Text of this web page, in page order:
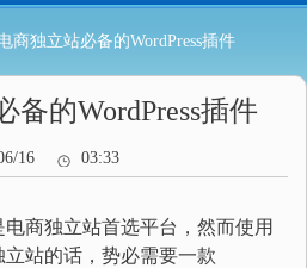
独立站必备的WordPress插件
备的WordPress插件
16 03:33
电商独立站首选平台，然而使用
立站的话，势必需要一款